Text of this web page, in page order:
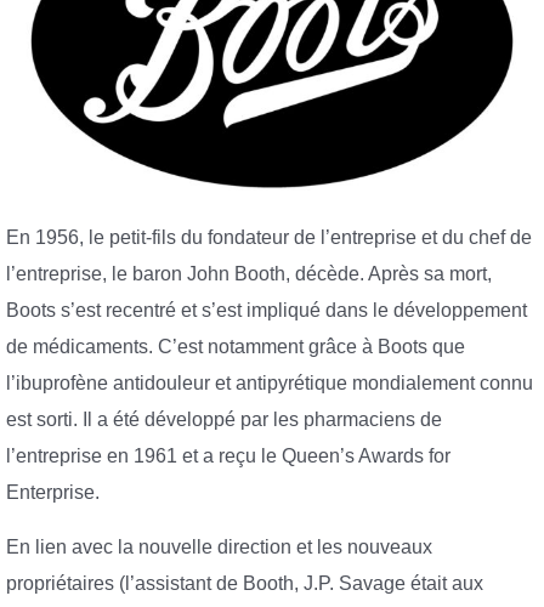
En 1956, le petit-fils du fondateur de l’entreprise et du chef de
l’entreprise, le baron John Booth, décède. Après sa mort,
Boots s’est recentré et s’est impliqué dans le développement
de médicaments. C’est notamment grâce à Boots que
l’ibuprofène antidouleur et antipyrétique mondialement connu
est sorti. Il a été développé par les pharmaciens de
l’entreprise en 1961 et a reçu le Queen’s Awards for
Enterprise.
En lien avec la nouvelle direction et les nouveaux
propriétaires (l’assistant de Booth, J.P. Savage était aux